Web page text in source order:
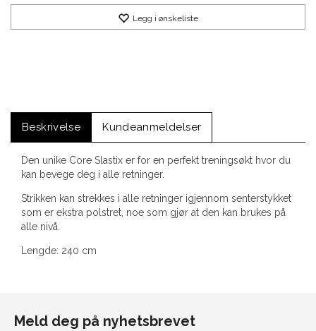
Legg i ønskeliste
Beskrivelse Kundeanmeldelser
Den unike Core Slastix er for en perfekt treningsøkt hvor du
kan bevege deg i alle retninger.
Strikken kan strekkes i alle retninger igjennom senterstykket
som er ekstra polstret, noe som gjør at den kan brukes på
alle nivå.
Lengde: 240 cm
Meld deg på nyhetsbrevet